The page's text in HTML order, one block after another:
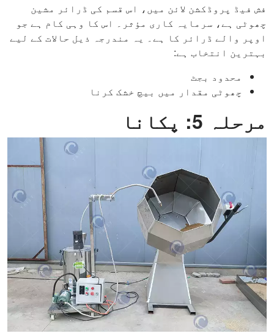
فش فیڈ پروڈکشن لائن میں، اس قسم کی ڈرائر مشین
چھوٹی ہے، سرمایہ کاری مؤثر۔ اس کا وہی کام ہے جو
اوپر والے ڈرائر کا ہے۔ یہ مندرجہ ذیل حالات کے لیے
بہترین انتخاب ہے:
محدود بجٹ
چھوٹی مقدار میں بیچ خشک کرنا
مرحلہ 5: پکانا